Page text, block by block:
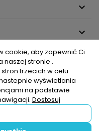



cookie, aby zapewnić Ci
naszej stronie .
trzecich w celu
wyświetlania
na podstawie
Dostosuj